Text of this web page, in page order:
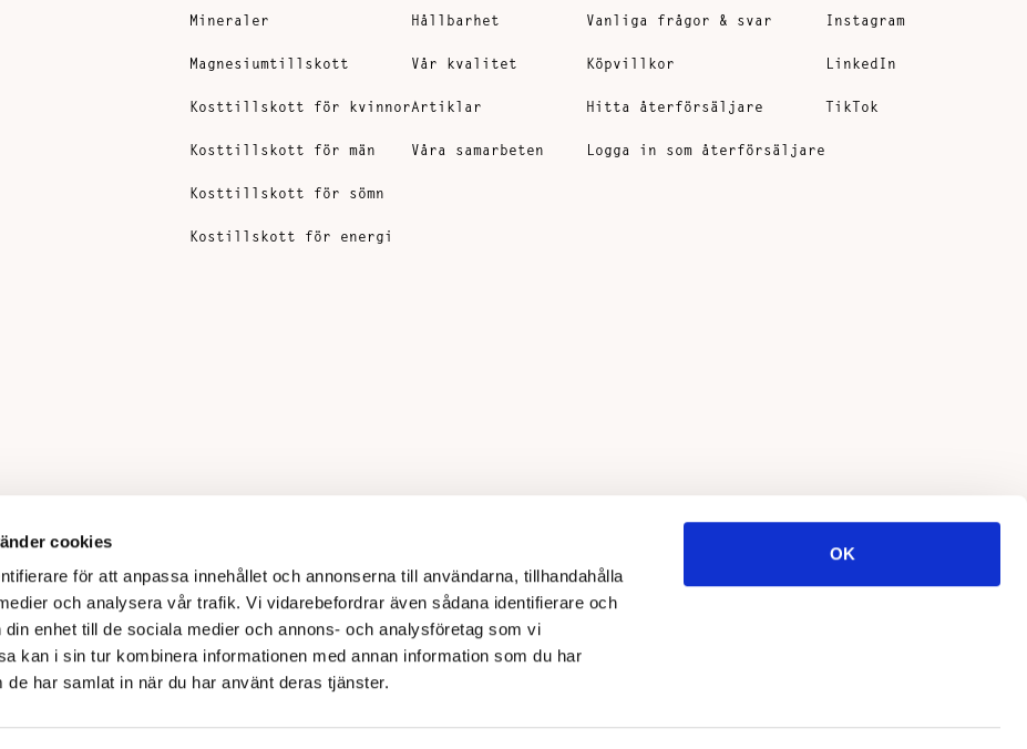
cookies
för att anpassa innehållet och annonserna till användarna, tillhandahålla
och analysera vår trafik. Vi vidarebefordrar även sådana identifierare och
din enhet till de sociala medier och annons- och analysföretag som vi
kan i sin tur kombinera informationen med annan information som du har
de har samlat in när du har använt deras tjänster.
OK
Mineraler
Magnesiumtillskott
Kosttillskott för kvinnor
Kosttillskott för män
Kosttillskott för sömn
Kostillskott för energi
Hållbarhet
Vår kvalitet
Artiklar
Våra samarbeten
Vanliga frågor & svar
Köpvillkor
Hitta återförsäljare
Logga in som återförsäljare
Instagram
LinkedIn
TikTok